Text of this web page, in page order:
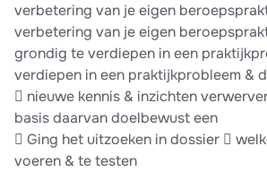
verbetering van je eigen
verbetering van je eigen
grondig te verdiepen in een
verdiepen in een praktijkprobleem &
 nieuwe kennis & inzichten
basis daarvan doelbewust een
 Ging het uitzoeken in dossier 
voeren & te testen